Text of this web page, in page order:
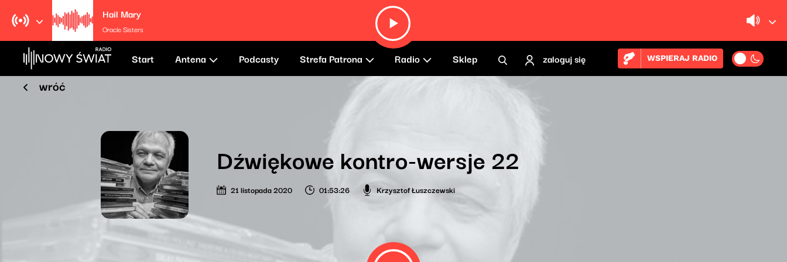
Hail Mary
Oracle Sisters
Start Antena Podcasty Strefa Patrona Radio Sklep zaloguj się WSPIERAJ RADIO
wróć
Dźwiękowe kontro-wersje 22
21 listopada 2020 01:53:26 Krzysztof Łuszczewski